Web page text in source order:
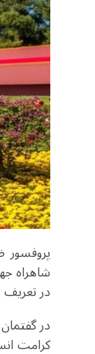
پروفسور
شاهراه
در
در
کرامت